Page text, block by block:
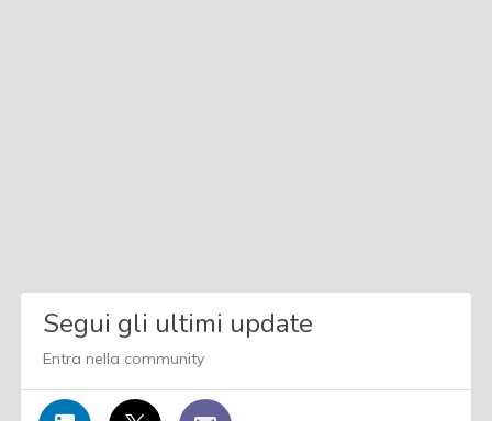
Segui gli ultimi update
Entra nella community